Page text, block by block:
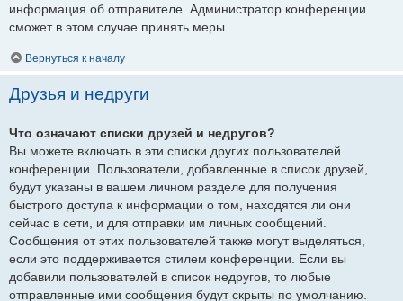
информация об отправителе. Администратор конференции
сможет в этом случае принять меры.
Вернуться к началу
Друзья и недруги
Что означают списки друзей и недругов?
Вы можете включать в эти списки других пользователей
конференции. Пользователи, добавленные в список друзей,
будут указаны в вашем личном разделе для получения
быстрого доступа к информации о том, находятся ли они
сейчас в сети, и для отправки им личных сообщений.
Сообщения от этих пользователей также могут выделяться,
если это поддерживается стилем конференции. Если вы
добавили пользователей в список недругов, то любые
отправленные ими сообщения будут скрыты по умолчанию.